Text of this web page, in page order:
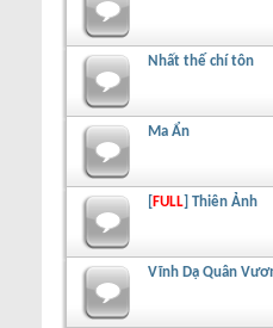
Nhất thế chí tôn
Ma Ẩn
[ FULL] Thiên Ảnh
Vĩnh Dạ Quân